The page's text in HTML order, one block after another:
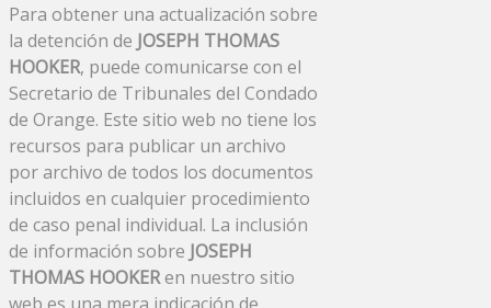
Para obtener una actualización sobre
la detención de JOSEPH THOMAS
HOOKER, puede comunicarse con el
Secretario de Tribunales del Condado
de Orange. Este sitio web no tiene los
recursos para publicar un archivo
por archivo de todos los documentos
incluidos en cualquier procedimiento
de caso penal individual. La inclusión
de información sobre JOSEPH
THOMAS HOOKERen nuestro sitio
web es una mera indicación de